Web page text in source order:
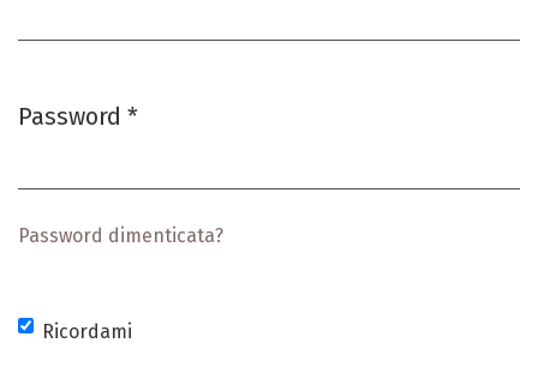
Password *
Password dimenticata?
Ricordami